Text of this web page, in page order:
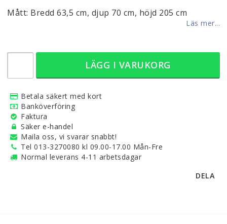
Mått: Bredd 63,5 cm, djup 70 cm, höjd 205 cm
Läs mer...
LÄGG I VARUKORG
Betala säkert med kort
Banköverföring
Faktura
Säker e-handel
Maila oss, vi svarar snabbt!
Tel 013-3270080 kl 09.00-17.00 Mån-Fre
Normal leverans 4-11 arbetsdagar
DELA